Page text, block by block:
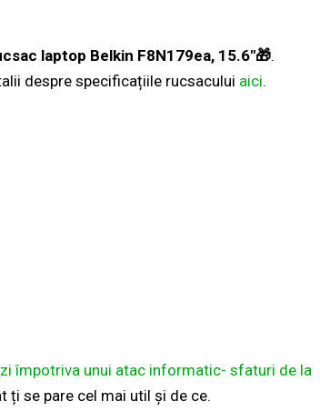
laptop Belkin F8N179ea, 15.6″🎁.
despre specificațiile rucsacului aici.
împotriva unui atac informatic- sfaturi de la
ți se pare cel mai util și de ce.